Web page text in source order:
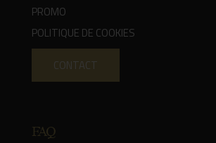
PROMO
POLITIQUE DE COOKIES
CONTACT
FAQ